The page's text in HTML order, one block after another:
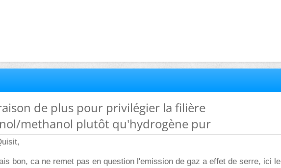
de plus pour privilégier la filière
methanol plutôt qu'hydrogène pur
bon, ca ne remet pas en question l'emission de gaz a effet de serre, ici le